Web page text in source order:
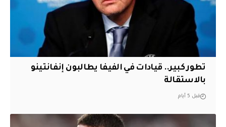
تطور كبير.. قيادات في الفيفا يطالبون إنفانتينو
بالاستقالة
قبل 5 أيام